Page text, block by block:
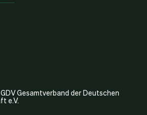
Gesamtverband der Deutschen
e.V.